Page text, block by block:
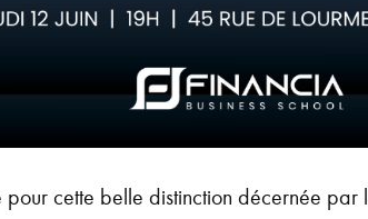
cette belle distinction décernée